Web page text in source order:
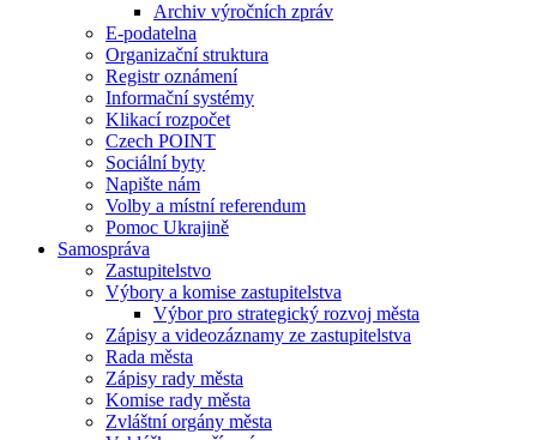
Archiv výročních zpráv
E-podatelna
Organizační struktura
Registr oznámení
Informační systémy
Klikací rozpočet
Czech POINT
Sociální byty
Napište nám
Volby a místní referendum
Pomoc Ukrajině
Samospráva
Zastupitelstvo
Výbory a komise zastupitelstva
Výbor pro strategický rozvoj města
Zápisy a videozáznamy ze zastupitelstva
Rada města
Zápisy rady města
Komise rady města
Zvláštní orgány města